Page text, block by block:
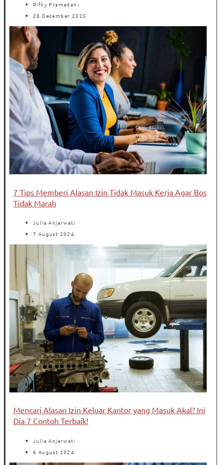
Rifky Pramadani
28 December 2025
7 Tips Memberi Alasan Izin Tidak Masuk Kerja Agar Bos
Tidak Marah
Julia Anjarwati
7 August 2024
Mencari Alasan Izin Keluar Kantor yang Masuk Akal? Ini
Dia 7 Contoh Terbaik!
Julia Anjarwati
6 August 2024